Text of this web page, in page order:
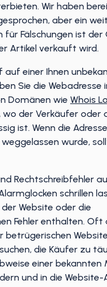
Wir haben
aber ein
für Fälschungen ist der
Artikel verkauft wird.
auf einer Ihnen
Sie die Webadresse
Domänen wie Whois
wo der Verkäufer oder
ist. Wenn die
wurde,
Rechtschreibfehler
schrillen
der Website oder die
Fehler enthalten. Oft
betrügerischen
die Käufer zu
einer bekannten
und in die Website-